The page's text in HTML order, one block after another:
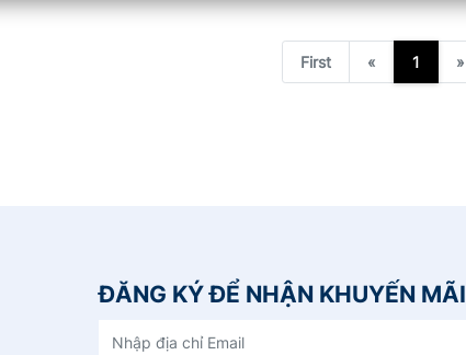
First « 1 »
ĐĂNG KÝ ĐỂ NHẬN KHUYẾN MÃI